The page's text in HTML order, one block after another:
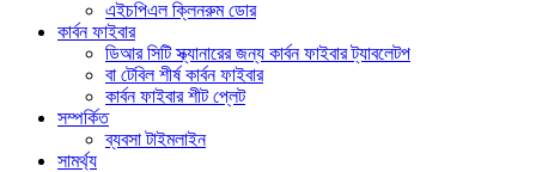
এইচপিএল ক্লিনরুম ডোর
কার্বন ফাইবার
ডিআর সিটি স্ক্যানারের জন্য কার্বন ফাইবার ট্যাবলেটপ
বা টেবিল শীর্ষ কার্বন ফাইবার
কার্বন ফাইবার শীট প্লেট
সম্পর্কিত
ব্যবসা টাইমলাইন
সামর্থ্য